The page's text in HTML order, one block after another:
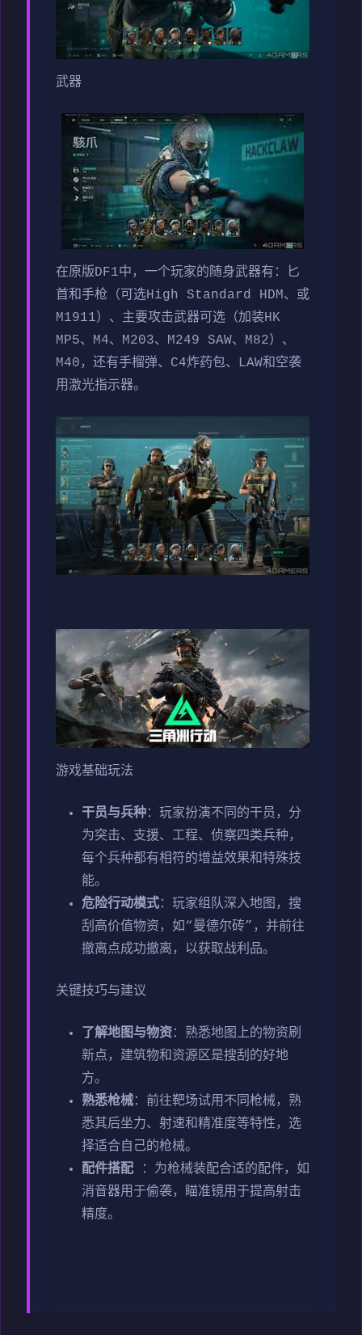
武器
在原版DF1中，一个玩家的随身武器有：匕
首和手枪（可选High Standard HDM、或
M1911）、主要攻击武器可选（加装HK
MP5、M4、M203、M249 SAW、M82）、
M40，还有手榴弹、C4炸药包、LAW和空袭
用激光指示器。
游戏基础玩法
干员与兵种：玩家扮演不同的干员，分
为突击、支援、工程、侦察四类兵种，
每个兵种都有相符的增益效果和特殊技
能。
危险行动模式：玩家组队深入地图，搜
刮高价值物资，如“曼德尔砖”，并前往
撤离点成功撤离，以获取战利品。
关键技巧与建议
了解地图与物资：熟悉地图上的物资刷
新点，建筑物和资源区是搜刮的好地
方。
熟悉枪械：前往靶场试用不同枪械，熟
悉其后坐力、射速和精准度等特性，选
择适合自己的枪械。
配件搭配
：为枪械装配合适的配件，如
消音器用于偷袭，瞄准镜用于提高射击
精度。